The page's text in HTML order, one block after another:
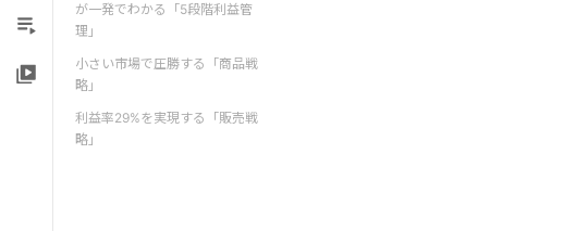
が一発でわかる「5段階利益管
理」
小さい市場で圧勝する「商品戦
略」
利益率29%を実現する「販売戦
略」